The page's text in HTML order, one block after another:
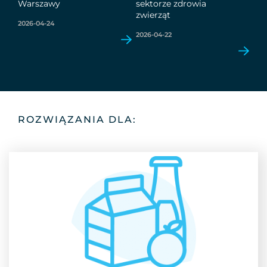
Warszawy
2026-04-24
sektorze zdrowia
zwierząt
2026-04-22
ROZWIĄZANIA DLA:
RYNEK SPOŻYWCZY
I DODATKI